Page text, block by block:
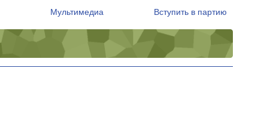
Мультимедиа Вступить в партию